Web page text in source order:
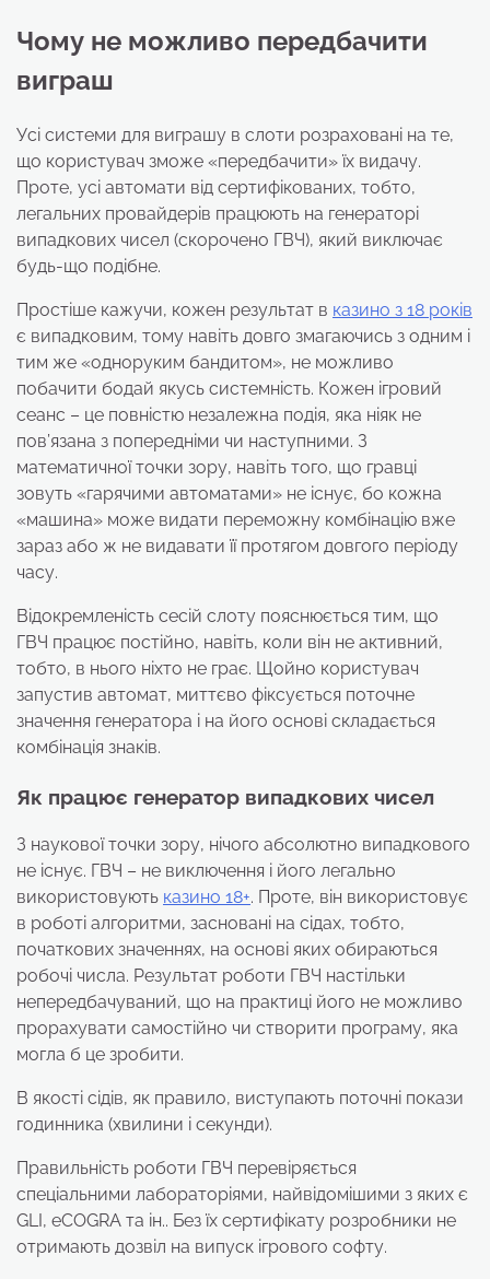
Чому не можливо передбачити
виграш
Усі системи для виграшу в слоти розраховані на те,
що користувач зможе «передбачити» їх видачу.
Проте, усі автомати від сертифікованих, тобто,
легальних провайдерів працюють на генераторі
випадкових чисел (скорочено ГВЧ), який виключає
будь-що подібне.
Простіше кажучи, кожен результат в казино з 18 років
є випадковим, тому навіть довго змагаючись з одним і
тим же «одноруким бандитом», не можливо
побачити бодай якусь системність. Кожен ігровий
сеанс – це повністю незалежна подія, яка ніяк не
пов’язана з попередніми чи наступними. З
математичної точки зору, навіть того, що гравці
зовуть «гарячими автоматами» не існує, бо кожна
«машина» може видати переможну комбінацію вже
зараз або ж не видавати її протягом довгого періоду
часу.
Відокремленість сесій слоту пояснюється тим, що
ГВЧ працює постійно, навіть, коли він не активний,
тобто, в нього ніхто не грає. Щойно користувач
запустив автомат, миттєво фіксується поточне
значення генератора і на його основі складається
комбінація знаків.
Як працює генератор випадкових чисел
З наукової точки зору, нічого абсолютно випадкового
не існує. ГВЧ – не виключення і його легально
використовують казино 18+. Проте, він використовує
в роботі алгоритми, засновані на сідах, тобто,
початкових значеннях, на основі яких обираються
робочі числа. Результат роботи ГВЧ настільки
непередбачуваний, що на практиці його не можливо
прорахувати самостійно чи створити програму, яка
могла б це зробити.
В якості сідів, як правило, виступають поточні покази
годинника (хвилини і секунди).
Правильність роботи ГВЧ перевіряється
спеціальними лабораторіями, найвідомішими з яких є
GLI, eCOGRA та ін.. Без їх сертифікату розробники не
отримають дозвіл на випуск ігрового софту.